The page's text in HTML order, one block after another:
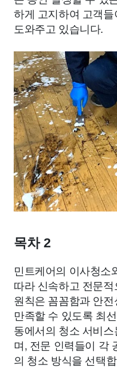
하게 고지하여 고객
도와주고 있습니다.
목차 2
민트케어의 이사청소
따라 신속하고 전문
원칙은 꼼꼼함과 안
만족할 수 있도록 최
동에서의 청소 서비
며, 전문 인력들이 각
의 청소 방식을 선택